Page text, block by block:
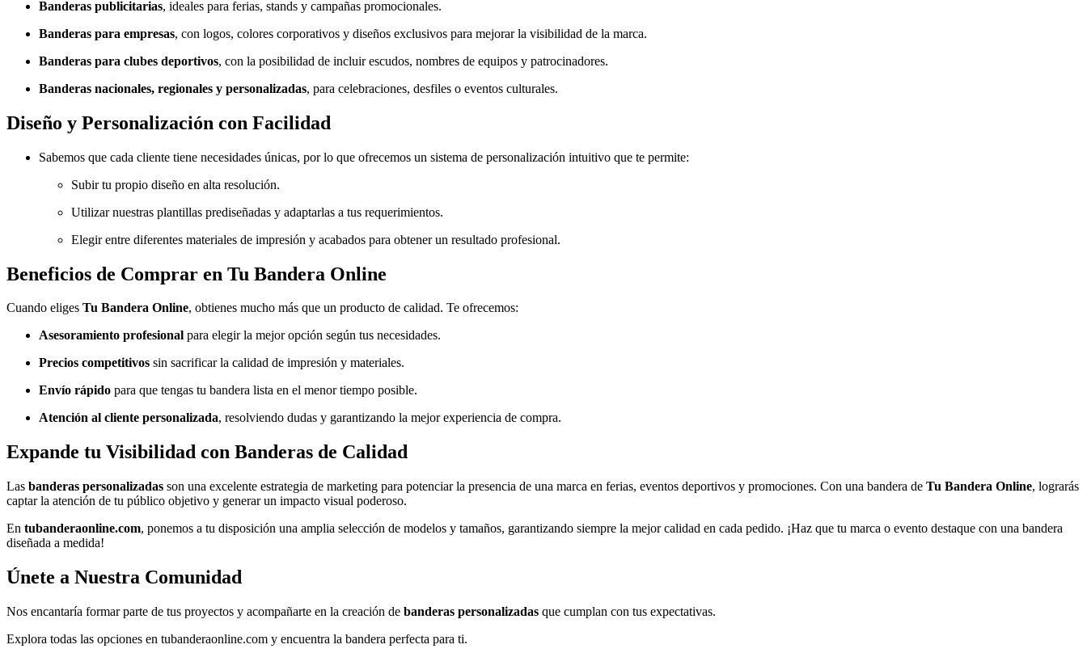
Banderas publicitarias, ideales para ferias, stands y campañas promocionales.
Banderas para empresas, con logos, colores corporativos y diseños exclusivos para mejorar la visibilidad de la marca.
Banderas para clubes deportivos, con la posibilidad de incluir escudos, nombres de equipos y patrocinadores.
Banderas nacionales, regionales y personalizadas, para celebraciones, desfiles o eventos culturales.
Diseño y Personalización con Facilidad
Sabemos que cada cliente tiene necesidades únicas, por lo que ofrecemos un sistema de personalización intuitivo que te permite:
Subir tu propio diseño en alta resolución.
Utilizar nuestras plantillas prediseñadas y adaptarlas a tus requerimientos.
Elegir entre diferentes materiales de impresión y acabados para obtener un resultado profesional.
Beneficios de Comprar en Tu Bandera Online
Cuando eliges Tu Bandera Online, obtienes mucho más que un producto de calidad. Te ofrecemos:
Asesoramiento profesional para elegir la mejor opción según tus necesidades.
Precios competitivos sin sacrificar la calidad de impresión y materiales.
Envío rápido para que tengas tu bandera lista en el menor tiempo posible.
Atención al cliente personalizada, resolviendo dudas y garantizando la mejor experiencia de compra.
Expande tu Visibilidad con Banderas de Calidad
Las banderas personalizadas son una excelente estrategia de marketing para potenciar la presencia de una marca en ferias, eventos deportivos y promociones. Con una bandera de Tu Bandera Online, lograrás
captar la atención de tu público objetivo y generar un impacto visual poderoso.
En tubanderaonline.com, ponemos a tu disposición una amplia selección de modelos y tamaños, garantizando siempre la mejor calidad en cada pedido. ¡Haz que tu marca o evento destaque con una bandera
diseñada a medida!
Únete a Nuestra Comunidad
Nos encantaría formar parte de tus proyectos y acompañarte en la creación de banderas personalizadas que cumplan con tus expectativas.
Explora todas las opciones en tubanderaonline.com y encuentra la bandera perfecta para ti.